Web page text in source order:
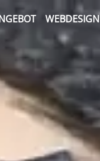
WEBDESIGN